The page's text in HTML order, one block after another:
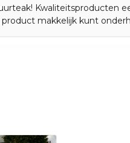
Kwaliteitsproducten
makkelijk kunt
veel complimenten over